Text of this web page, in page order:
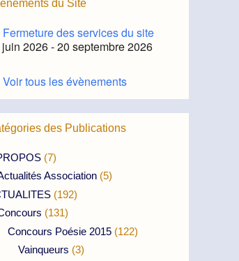
du Site
Fermeture des services du site
2026 - 20 septembre 2026
Voir tous les évènements
des Publications
(7)
Association (5)
(192)
(131)
Concours Poésie 2015 (122)
Vainqueurs (3)